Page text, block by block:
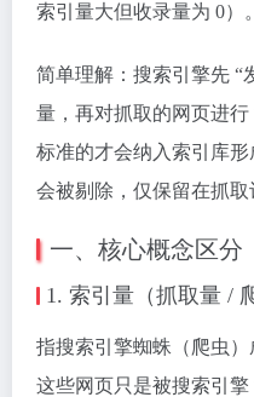
索引量大但收录量为 0）。
简单理解：搜索引擎先 “
量，再对抓取的网页进
标准的才会纳入索引库
会被剔除，仅保留在抓取
一、核心概念区分
1. 索引量（抓取量 /
指搜索引擎蜘蛛（爬虫）
这些网页只是被搜索引擎